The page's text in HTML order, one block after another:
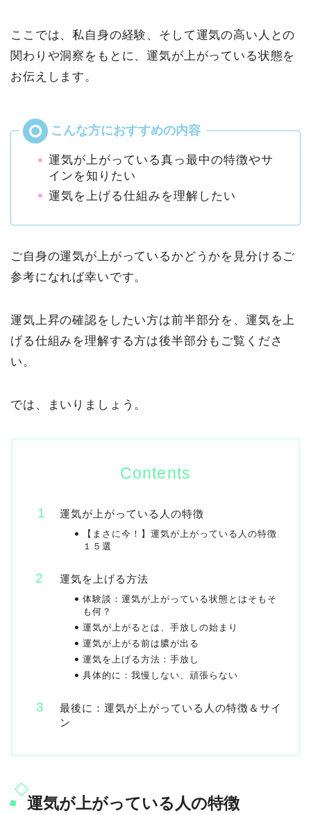
ここでは、私自身の経験、そして運気の高い人との
関わりや洞察をもとに、運気が上がっている状態を
お伝えします。
運気が上がっている真っ最中の特徴やサ
インを知りたい
運気を上げる仕組みを理解したい
ご自身の運気が上がっているかどうかを見分けるご
参考になれば幸いです。
運気上昇の確認をしたい方は前半部分を、運気を上
げる仕組みを理解する方は後半部分もご覧くださ
い。
では、まいりましょう。
Contents
運気が上がっている人の特徴
【まさに今！】運気が上がっている人の特徴
１５選
運気を上げる方法
体験談：運気が上がっている状態とはそもそ
も何？
運気が上がるとは、手放しの始まり
運気が上がる前は膿が出る
運気を上げる方法：手放し
具体的に：我慢しない、頑張らない
最後に：運気が上がっている人の特徴＆サイ
ン
運気が上がっている人の特徴